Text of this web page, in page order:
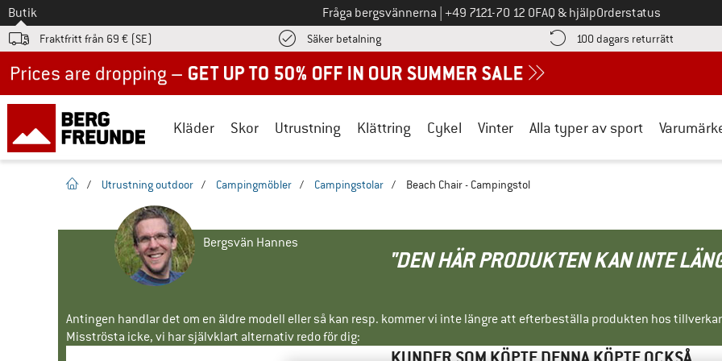
Till
Butik Fråga bergsvännerna Ring oss på
+49 7121-70 12 0FAQ & hjälpOrderstatus
Fraktfritt från 69 € (SE) Säker betalningHitta betalningsinformationen här! Öppnas i en inforuta
100 dagars returrätt Gå till
Kläder Skor Utrustning Klättring Cykel Vinter Alla typer av sport
Hemsida
/ Utrustning outdoor / Campingmöbler / Campingstolar / Beach Chair - Campingstol
Bergsvän Hannes
"DEN HÄR PRODUKTEN KAN INTE
Antingen handlar det om en äldre modell eller så kan resp. kommer vi inte längre att efterbeställa produkten hos
Misströsta icke, vi har självklart alternativ redo för dig: